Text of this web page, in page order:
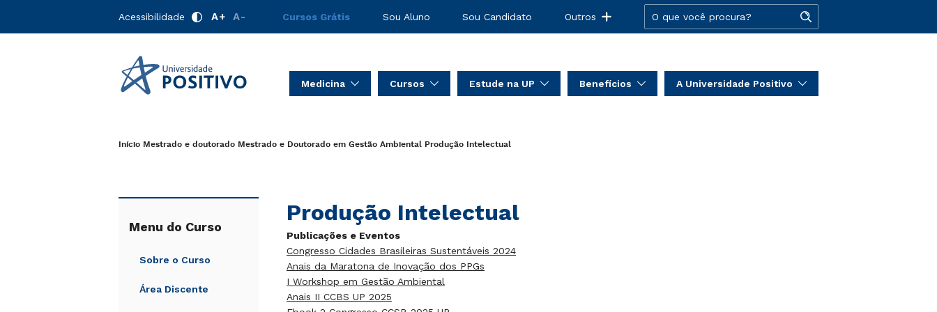
Acessibilidade A+ A- Cursos Grátis Sou Aluno Sou Candidato Outros
Medicina Cursos Estude na UP Benefícios A Universidade Positivo
Início Mestrado e doutorado Mestrado e Doutorado em Gestão Ambiental Produção Intelectual
Menu do Curso
Sobre o Curso
Área Discente
Produção Intelectual
Publicações e Eventos
Congresso Cidades Brasileiras Sustentáveis 2024
Anais da Maratona de Inovação dos PPGs
I Workshop em Gestão Ambiental
Anais II CCBS UP 2025